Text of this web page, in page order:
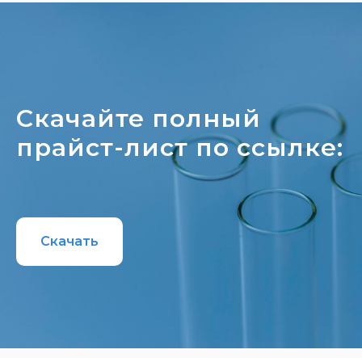
Скачайте полный
прайст-лист по ссылке:
Скачать